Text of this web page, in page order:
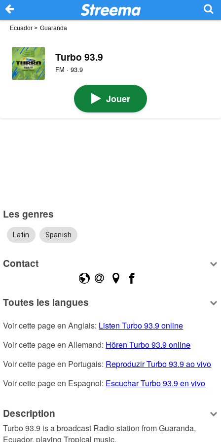
Ecuador > Guaranda
Turbo 93.9
FM · 93.9
Jouer
Les genres
Latin Spanish
Contact
Toutes les langues
Voir cette page en Anglais: Listen Turbo 93.9 online
Voir cette page en Allemand: Hören Turbo 93.9 online
Voir cette page en Portugais: Reproduzir Turbo 93.9 ao vivo
Voir cette page en Espagnol: Escuchar Turbo 93.9 en vivo
Description
Turbo 93.9 is a broadcast Radio station from Guaranda,
Ecuador, playing Tropical music.